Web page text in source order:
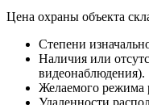
Цена охраны объекта
Степени
Наличия или
видеонаблюдения).
Желаемого режима